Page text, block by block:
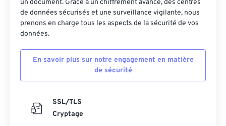
un document. Grâce à un chiffrement avancé, des centres
de données sécurisés et une surveillance vigilante, nous
prenons en charge tous les aspects de la sécurité de vos
données.
En savoir plus sur notre engagement en matière
de sécurité
SSL/TLS
Cryptage